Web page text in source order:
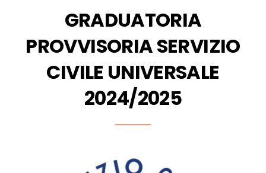
GRADUATORIA
PROVVISORIA SERVIZIO
CIVILE UNIVERSALE
2024/2025